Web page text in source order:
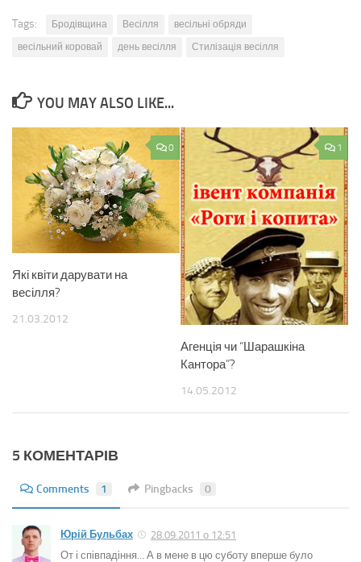
Tags: Бродівщина Весілля
весільні обряди
весільний коровай
день весілля Стилізація весілля
YOU MAY ALSO LIKE...
0
Які квіти дарувати на
весілля?
21.03.2012
1
Агенція чи “Шарашкіна
Кантора”?
14.05.2012
5 КОМЕНТАРІВ
Comments 1 Pingbacks 0
Юрій Бульбах
28.09.2011 о 12:51
От і співпадіння… А в мене в цю суботу вперше було